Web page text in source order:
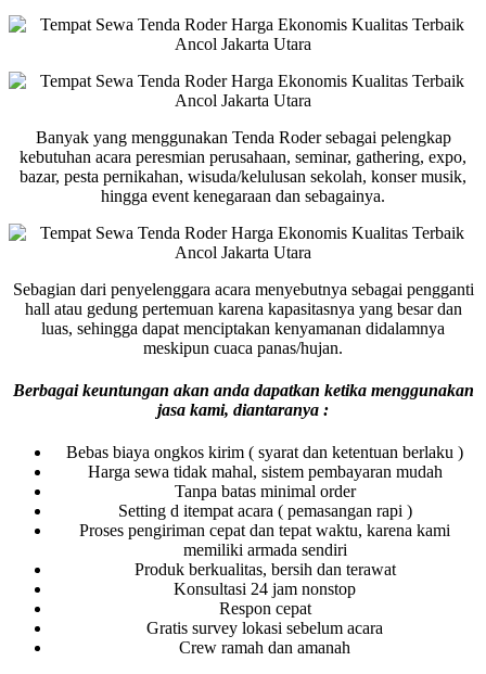
Banyak yang menggunakan Tenda Roder sebagai pelengkap
kebutuhan acara peresmian perusahaan, seminar, gathering, expo,
bazar, pesta pernikahan, wisuda/kelulusan sekolah, konser musik,
hingga event kenegaraan dan sebagainya.
Sebagian dari penyelenggara acara menyebutnya sebagai pengganti
hall atau gedung pertemuan karena kapasitasnya yang besar dan
luas, sehingga dapat menciptakan kenyamanan didalamnya
meskipun cuaca panas/hujan.
Berbagai keuntungan akan anda dapatkan ketika menggunakan
jasa kami, diantaranya :
Bebas biaya ongkos kirim ( syarat dan ketentuan berlaku )
Harga sewa tidak mahal, sistem pembayaran mudah
Tanpa batas minimal order
Setting d itempat acara ( pemasangan rapi )
Proses pengiriman cepat dan tepat waktu, karena kami
memiliki armada sendiri
Produk berkualitas, bersih dan terawat
Konsultasi 24 jam nonstop
Respon cepat
Gratis survey lokasi sebelum acara
Crew ramah dan amanah